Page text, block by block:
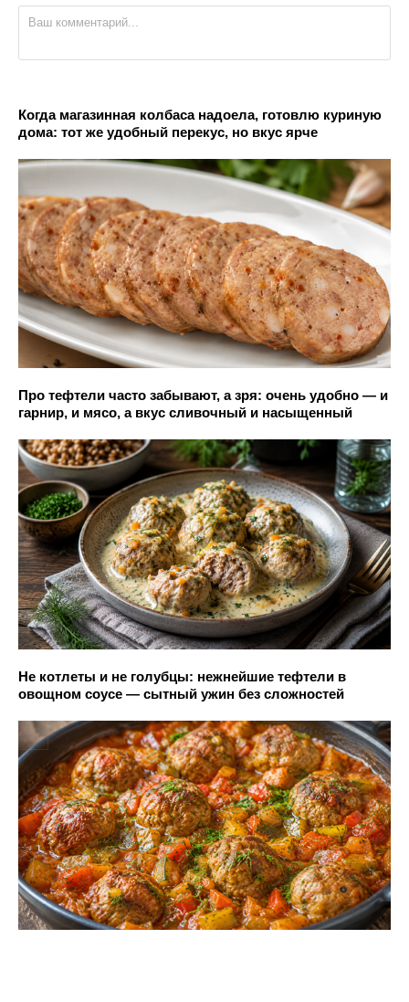
Когда магазинная колбаса надоела, готовлю куриную
дома: тот же удобный перекус, но вкус ярче
Про тефтели часто забывают, а зря: очень удобно — и
гарнир, и мясо, а вкус сливочный и насыщенный
Не котлеты и не голубцы: нежнейшие тефтели в
овощном соусе — сытный ужин без сложностей